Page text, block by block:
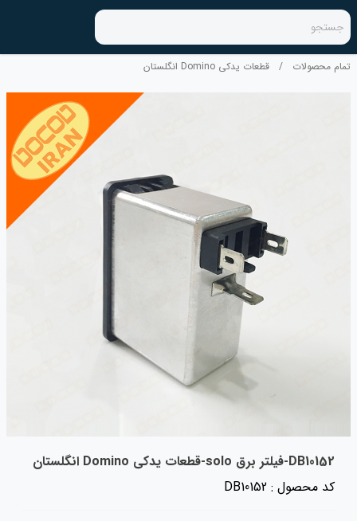
جستجو
تمام محصولات / قطعات یدکی Domino انگلستان
DB10152-فیلتر برق solo-قطعات یدکی Domino انگلستان
کد محصول : DB10152